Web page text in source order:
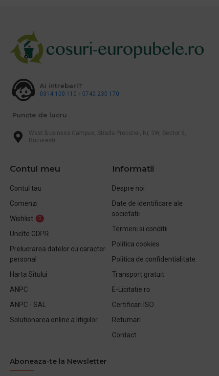
Ai intrebari?
0314 100 110 / 0740 230 170
Puncte de lucru
West Business Campus, Strada Preciziei, Nr, 3W, Sector 6,
Bucuresti
Contul meu
Contul tau
Comenzi
Wishlist
0
Unelte GDPR
Prelucrarea datelor cu caracter
personal
Harta Sitului
ANPC
ANPC - SAL
Solutionarea online a litigiilor
Informatii
Despre noi
Date de identificare ale
societatii
Termeni si conditii
Politica cookies
Politica de confidentialitate
Transport gratuit
E-Licitatie.ro
Certificari ISO
Returnari
Contact
Aboneaza-te la Newsletter